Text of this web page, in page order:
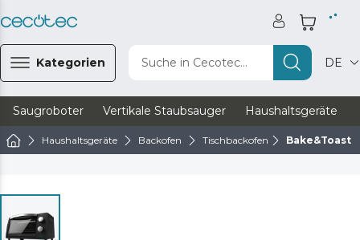
Kategorien Suche in Cecotec... DE
Saugroboter Vertikale Staubsauger Haushaltsgeräte
Haushaltsgeräte Backofen Tischbackofen Bake&Toast